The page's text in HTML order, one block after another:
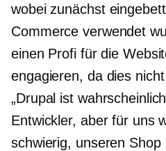
wobei zunächst
Commerce verwendet
einen Profi für die
engagieren, da dies
„Drupal ist
Entwickler, aber für uns
schwierig, unseren Shop